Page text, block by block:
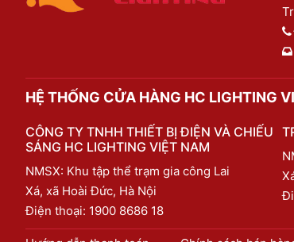
HỆ THỐNG CỬA HÀNG HC LIGHTING
CÔNG TY TNHH THIẾT BỊ ĐIỆN VÀ CHIẾU
SÁNG HC LIGHTING VIỆT NAM
NMSX: Khu tập thể trạm gia công Lai
Xá, xã Hoài Đức, Hà Nội
Điện thoại: 1900 8686 18